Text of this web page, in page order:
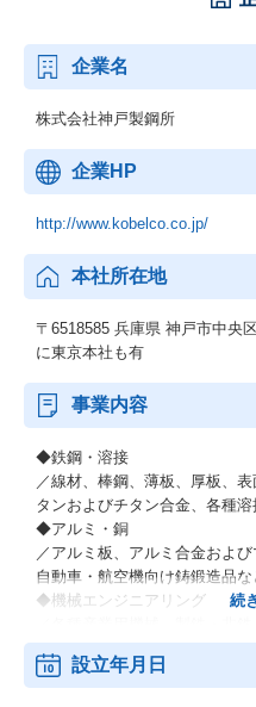
企業名
株式会社神戸製鋼所
企業HP
http://www.kobelco.co.jp/
本社所在地
〒6518585 兵庫県 神戸市中央
に東京本社も有
事業内容
◆鉄鋼・溶接
／線材、棒鋼、薄板、厚板、
タンおよびチタン合金、各種
◆アルミ・銅
／アルミ板、アルミ合金およ
自動車・航空機向け鋳鍛造品な
◆機械エンジニアリング
子力関連機器、環境プラント
◆電力（電力卸供給事業）
設立年月日